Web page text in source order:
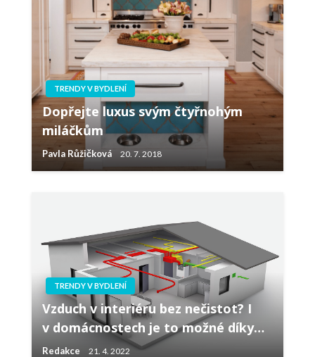
TRENDY V BYDLENÍ
Dopřejte luxus svým čtyřnohým
miláčkům
Pavla Růžičková 20. 7. 2018
TRENDY V BYDLENÍ
Vzduch v interiéru bez nečistot? I
v domácnostech je to možné díky…
Redakce 21. 4. 2022